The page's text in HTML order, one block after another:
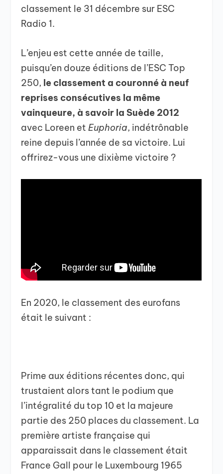
classement le 31 décembre sur ESC
Radio 1.
L’enjeu est cette année de taille,
puisqu’en douze éditions de l’ESC Top
250, le classement a couronné à neuf
reprises consécutives la même
vainqueure, à savoir la Suède 2012
avec Loreen etEuphoria, indétrônable
reine depuis l’année de sa victoire. Lui
offrirez-vous une dixième victoire ?
En 2020, le classement des eurofans
était le suivant :
Prime aux éditions récentes donc, qui
trustaient alors tant le podium que
l’intégralité du top 10 et la majeure
partie des 250 places du classement. La
première artiste française qui
apparaissait dans le classement était
France Gall pour le Luxembourg 1965